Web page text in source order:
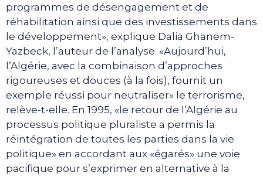
programmes de désengagement et de
réhabilitation ainsi que des investissements dans
le développement», explique Dalia Ghanem-
Yazbeck, l’auteur de l’analyse. «Aujourd’hui,
l’Algérie, avec la combinaison d’approches
rigoureuses et douces (à la fois), fournit un
exemple réussi pour neutraliser» le terrorisme,
relève-t-elle. En 1995, «le retour de l’Algérie au
processus politique pluraliste a permis la
réintégration de toutes les parties dans la vie
politique» en accordant aux «égarés» une voie
pacifique pour s’exprimer en alternative à la